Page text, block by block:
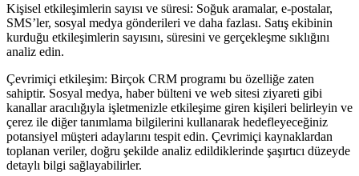
Kişisel etkileşimlerin sayısı ve süresi: Soğuk aramalar, e-postalar,
SMS’ler, sosyal medya gönderileri ve daha fazlası. Satış ekibinin
kurduğu etkileşimlerin sayısını, süresini ve gerçekleşme sıklığını
analiz edin.
Çevrimiçi etkileşim: Birçok CRM programı bu özelliğe zaten
sahiptir. Sosyal medya, haber bülteni ve web sitesi ziyareti gibi
kanallar aracılığıyla işletmenizle etkileşime giren kişileri belirleyin ve
çerez ile diğer tanımlama bilgilerini kullanarak hedefleyeceğiniz
potansiyel müşteri adaylarını tespit edin. Çevrimiçi kaynaklardan
toplanan veriler, doğru şekilde analiz edildiklerinde şaşırtıcı düzeyde
detaylı bilgi sağlayabilirler.